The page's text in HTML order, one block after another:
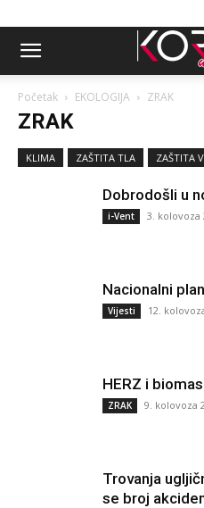
Početak EKOLOGIJA ZRAK
ZRAK
KLIMA ZAŠTITA TLA ZAŠTITA
Dobrodošli u
i-Vent 3. kolovoza
Nacionalni
Vijesti 12.
HERZ i
ZRAK 9. kolovoza
Trovanja
se broj